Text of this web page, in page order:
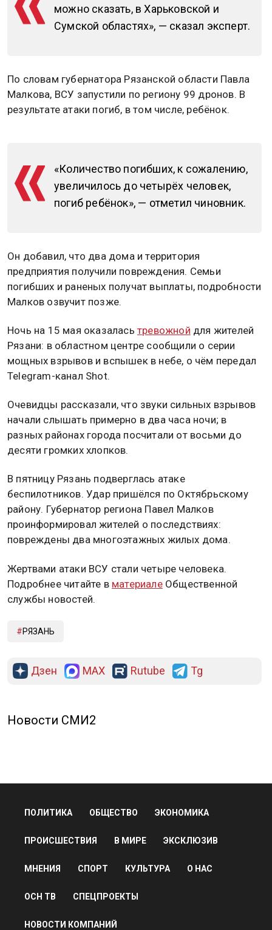
можно сказать, в Харьковской и
Сумской областях», — сказал эксперт.
По словам губернатора Рязанской области Павла
Малкова, ВСУ запустили по региону 99 дронов. В
результате атаки погиб, в том числе, ребёнок.
«Количество погибших, к сожалению,
увеличилось до четырёх человек,
погиб ребёнок», — отметил чиновник.
Он добавил, что два дома и территория
предприятия получили повреждения. Семьи
погибших и раненых получат выплаты, подробности
Малков озвучит позже.
Ночь на 15 мая оказалась тревожной для жителей
Рязани: в областном центре сообщили о серии
мощных взрывов и вспышек в небе, о чём передал
Telegram-канал Shot.
Очевидцы рассказали, что звуки сильных взрывов
начали слышать примерно в два часа ночи; в
разных районах города посчитали от восьми до
десяти громких хлопков.
В пятницу Рязань подверглась атаке
беспилотников. Удар пришёлся по Октябрьскому
району. Губернатор региона Павел Малков
проинформировал жителей о последствиях:
повреждены два многоэтажных жилых дома.
Жертвами атаки ВСУ стали четыре человека.
Подробнее читайте в материалеОбщественной
службы новостей.
РЯЗАНЬ
Дзен MAX Rutube Tg
Новости СМИ2
ПОЛИТИКА ОБЩЕСТВО ЭКОНОМИКА
ПРОИСШЕСТВИЯ В МИРЕ ЭКСКЛЮЗИВ
МНЕНИЯ СПОРТ КУЛЬТУРА О НАС
ОСН ТВ СПЕЦПРОЕКТЫ
НОВОСТИ КОМПАНИЙ